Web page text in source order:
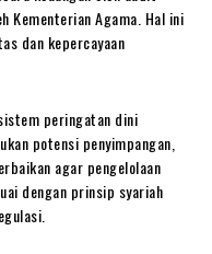
Kementerian Agama. Hal ini
dan kepercayaan
peringatan dini
potensi penyimpangan,
agar pengelolaan
dengan prinsip syariah